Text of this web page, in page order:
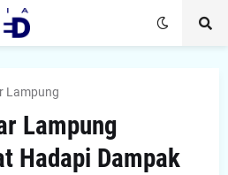
Lampung
Lampung
Hadapi Dampak